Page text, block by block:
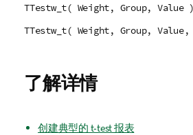
TTestw_t( Weight, Group, Value )
TTestw_t( Weight, Group,
了解详情
创建典型的 t-test 报表